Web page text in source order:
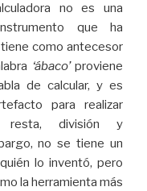
no es una
que ha
como antecesor
‘ábaco’proviene
de calcular, y es
para realizar
resta, división y
no se tiene un
lo inventó, pero
la herramienta más